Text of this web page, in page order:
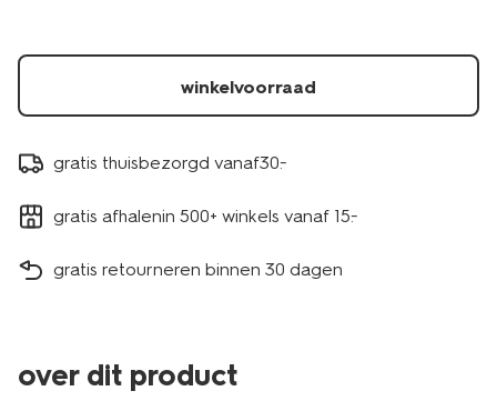
winkelvoorraad
gratis thuisbezorgd vanaf30.-
gratis afhalenin 500+ winkels vanaf 15.-
gratis retourneren binnen 30 dagen
over dit product